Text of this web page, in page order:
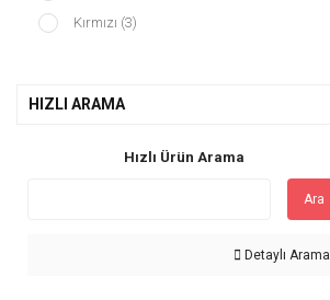
Kırmızı (3)
Mango (2)
HIZLI ARAMA
Hızlı Ürün Arama
Ara
Detaylı Arama